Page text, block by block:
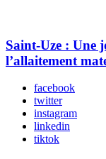
Saint-Uze : Une
l’allaitement
facebook
twitter
instagram
linkedin
tiktok